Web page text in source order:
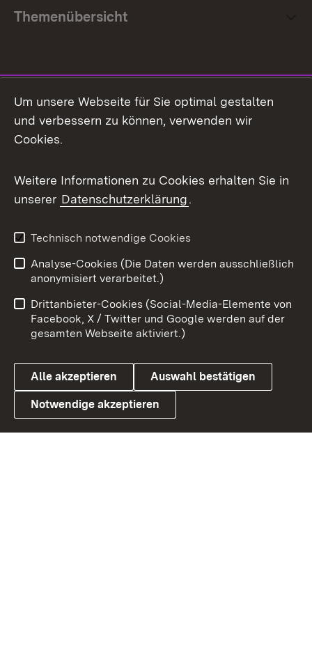
Themenübersicht
Facebook
X / Twitter
Youtube
Link zum Landesportal
Impressum
Kontakt
Barrierefreiheit
Datenschutz
Cookies
Um unsere Webseite für Sie optimal gestalten
und verbessern zu können, verwenden wir
Cookies.
Weitere Informationen zu Cookies erhalten Sie in
unserer Datenschutzerklärung.
Technisch notwendige Cookies
Analyse-Cookies (Die Daten werden ausschließlich
anonymisiert verarbeitet.)
Drittanbieter-Cookies (Social-Media-Elemente von
Facebook, X / Twitter und Google werden auf der
gesamten Webseite aktiviert.)
Alle akzeptieren Auswahl bestätigen
Notwendige akzeptieren